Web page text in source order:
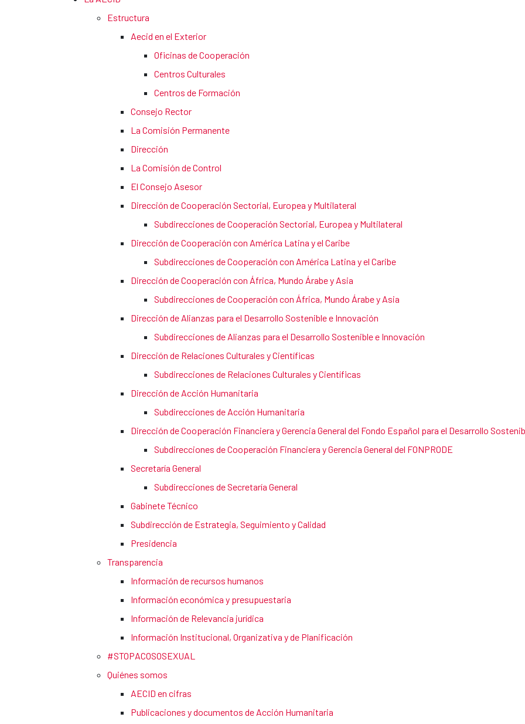
Estructura
Aecid en el Exterior
Oficinas de Cooperación
Centros Culturales
Centros de Formación
Consejo Rector
La Comisión Permanente
Dirección
La Comisión de Control
El Consejo Asesor
Dirección de Cooperación Sectorial, Europea y Multilateral
Subdirecciones de Cooperación Sectorial, Europea y Multilateral
Dirección de Cooperación con América Latina y el Caribe
Subdirecciones de Cooperación con América Latina y el Caribe
Dirección de Cooperación con África, Mundo Árabe y Asia
Subdirecciones de Cooperación con África, Mundo Árabe y Asia
Dirección de Alianzas para el Desarrollo Sostenible e Innovación
Subdirecciones de Alianzas para el Desarrollo Sostenible e Innovación
Dirección de Relaciones Culturales y Científicas
Subdirecciones de Relaciones Culturales y Científicas
Dirección de Acción Humanitaria
Subdirecciones de Acción Humanitaria
Dirección de Cooperación Financiera y Gerencia General del Fondo Español para el Desarrollo
Subdirecciones de Cooperación Financiera y Gerencia General del FONPRODE
Secretaría General
Subdirecciones de Secretaría General
Gabinete Técnico
Subdirección de Estrategia, Seguimiento y Calidad
Presidencia
Transparencia
Información de recursos humanos
Información económica y presupuestaria
Información de Relevancia jurídica
Información Institucional, Organizativa y de Planificación
#STOPACOSOSEXUAL
Quiénes somos
AECID en cifras
Publicaciones y documentos de Acción Humanitaria